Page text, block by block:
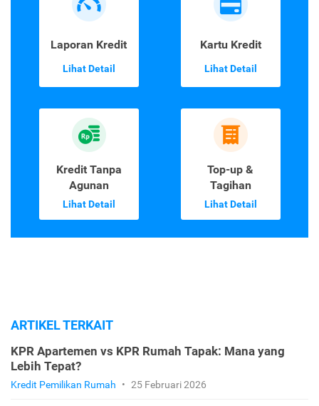
Laporan Kredit
Lihat Detail
Kartu Kredit
Lihat Detail
Kredit Tanpa
Agunan
Lihat Detail
Top-up &
Tagihan
Lihat Detail
ARTIKEL TERKAIT
KPR Apartemen vs KPR Rumah Tapak: Mana yang
Lebih Tepat?
Kredit Pemilikan Rumah • 25 Februari 2026